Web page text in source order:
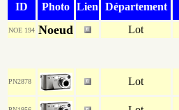
ID Photo Lien Département
NOE 194 Noeud Lot
PN2878 Lot